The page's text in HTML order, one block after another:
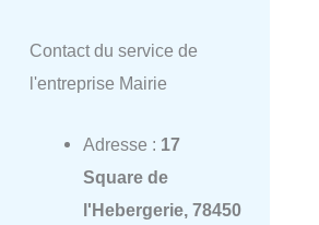
Contact du service de
l'entreprise Mairie
Adresse : 17
Square de
l'Hebergerie, 78450